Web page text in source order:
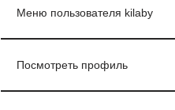
Меню пользователя kilaby
Посмотреть профиль